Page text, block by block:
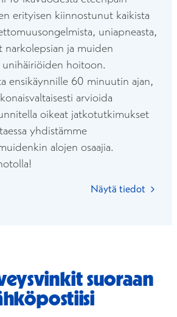
erityisen kiinnostunut kaikista
uniapneasta,
narkolepsian ja muiden
unihäiriöiden hoitoon.
ensikäynnille 60 minuutin ajan,
arvioida
oikeat jatkotutkimukset
yhdistämme
alojen osaajia.
Näytä tiedot
suoraan